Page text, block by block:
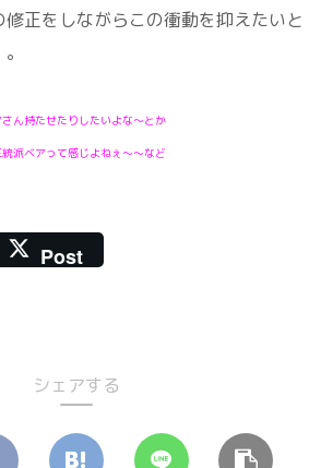
正をしながらこの衝動を抑えたいと
ん持たせたりしたいよな～とか
派ベアって感じよねぇ～～など
Post
シェアする